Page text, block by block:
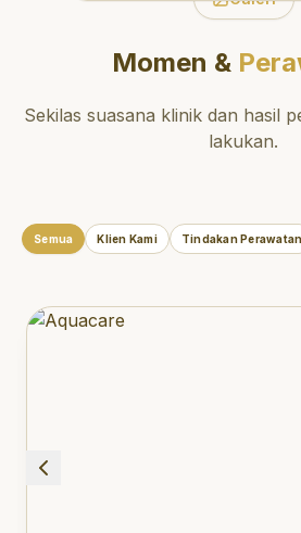
Momen &
Sekilas suasana klinik dan hasil
lakukan.
Semua Klien Kami Tindakan Perawatan